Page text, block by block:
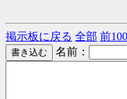
掲示板に戻る 全部 前100
名前：